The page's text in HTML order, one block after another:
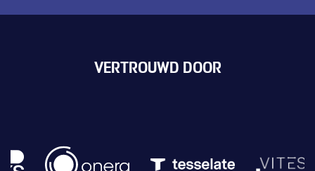
VERTROUWD DOOR